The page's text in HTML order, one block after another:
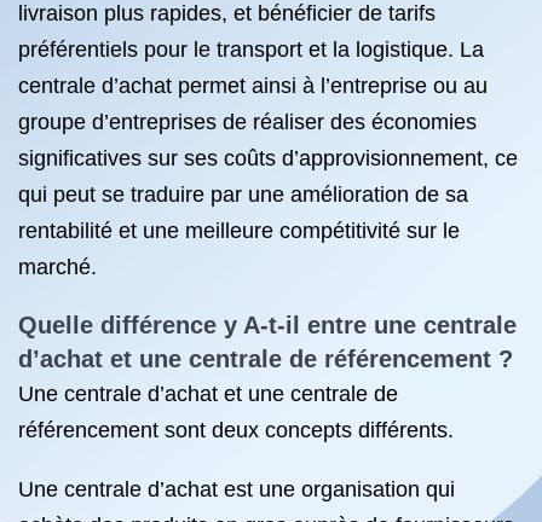
livraison plus rapides, et bénéficier de tarifs
préférentiels pour le transport et la logistique. La
centrale d’achat permet ainsi à l’entreprise ou au
groupe d’entreprises de réaliser des économies
significatives sur ses coûts d’approvisionnement, ce
qui peut se traduire par une amélioration de sa
rentabilité et une meilleure compétitivité sur le
marché.
Quelle différence y A-t-il entre une centrale
d’achat et une centrale de référencement ?
Une centrale d’achat et une centrale de
référencement sont deux concepts différents.
Une centrale d’achat est une organisation qui